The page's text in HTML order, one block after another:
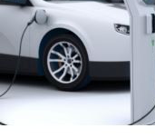
Prix :71900€